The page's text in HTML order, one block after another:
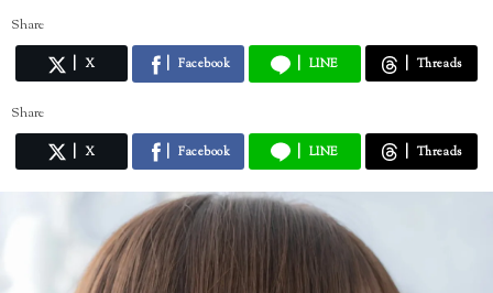
Share
X Facebook LINE Threads
Share
X Facebook LINE Threads